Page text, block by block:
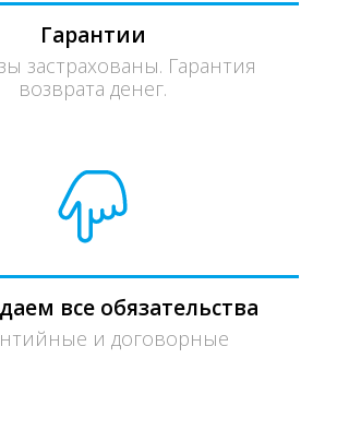
Гарантии
застрахованы. Гарантия
возврата денег.
все обязательства
и договорные